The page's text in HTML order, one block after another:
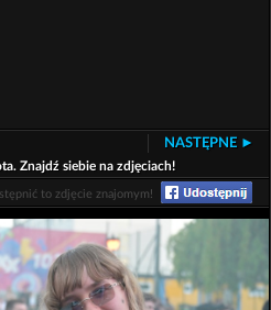
NASTĘPNE ►
Znajdź siebie na zdjęciach!
to zdjęcie znajomym!